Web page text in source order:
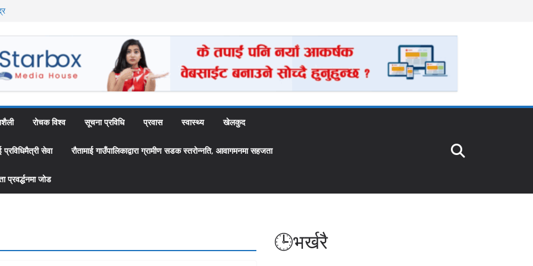
वाटिका’
रोचक विश्व सूचना प्रविधि प्रवास स्वास्थ्य खेलकुद
सेवा रौतामाई गाउँपालिकाद्वारा ग्रामीण सडक स्तरोन्नति, आवागमनमा सहजता
प्रवर्द्धनमा जोड
🕒भर्खरै